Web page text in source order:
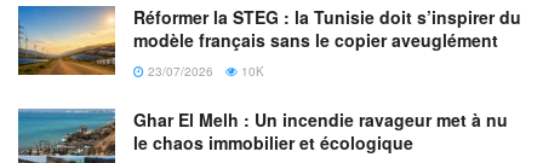
Réformer la STEG : la Tunisie doit s’inspirer du
modèle français sans le copier aveuglément
23/07/2026 10K
Ghar El Melh : Un incendie ravageur met à nu
le chaos immobilier et écologique